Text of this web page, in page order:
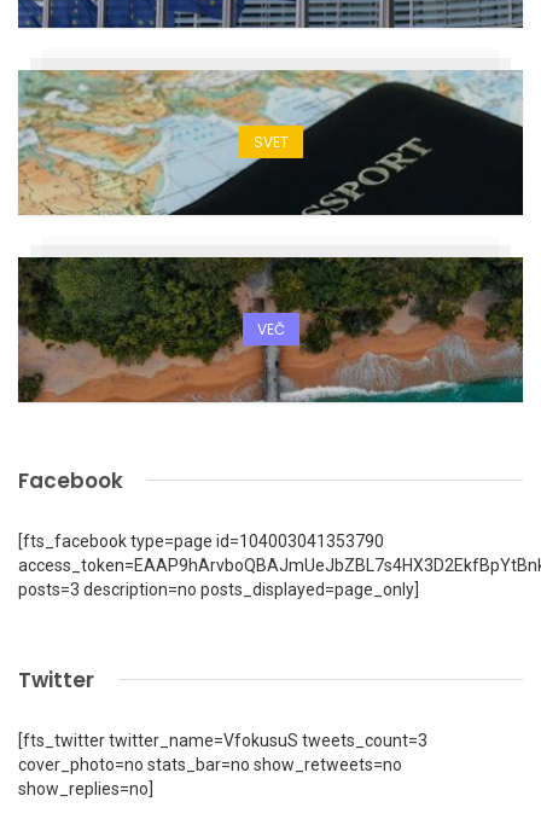
SVET
VEČ
Facebook
[fts_facebook type=page id=104003041353790
posts=3 description=no posts_displayed=page_only]
Twitter
[fts_twitter twitter_name=VfokusuS tweets_count=3
cover_photo=no stats_bar=no show_retweets=no
show_replies=no]